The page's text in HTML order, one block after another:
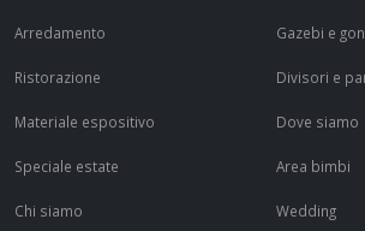
Arredamento
Ristorazione
Materiale espositivo
Speciale estate
Chi siamo
Gazebi e
Divisori e
Dove siamo
Area bimbi
Wedding